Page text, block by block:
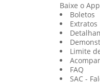
Baixe o
Boletos
Extratos
Limite
FAQ
SAC -